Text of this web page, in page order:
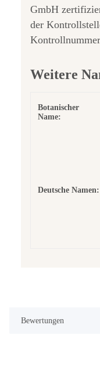
GmbH
der
Weitere
Botanischer
Name:
Deutsche Namen:
Bewertungen